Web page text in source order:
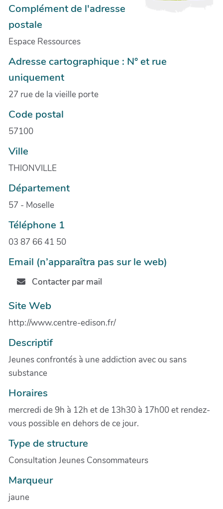
Complément de l'adresse
postale
Espace Ressources
Adresse cartographique : N° et rue
uniquement
27 rue de la vieille porte
Code postal
57100
Ville
THIONVILLE
Département
57 - Moselle
Téléphone 1
03 87 66 41 50
Email (n’apparaîtra pas sur le web)
Contacter par mail
Site Web
http://www.centre-edison.fr/
Descriptif
Jeunes confrontés à une addiction avec ou sans
substance
Horaires
mercredi de 9h à 12h et de 13h30 à 17h00 et rendez-
vous possible en dehors de ce jour.
Type de structure
Consultation Jeunes Consommateurs
Marqueur
jaune